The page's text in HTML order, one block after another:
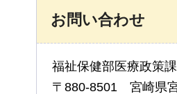
お問い合わせ
福祉保健部医療政策
〒880-8501 宮崎県